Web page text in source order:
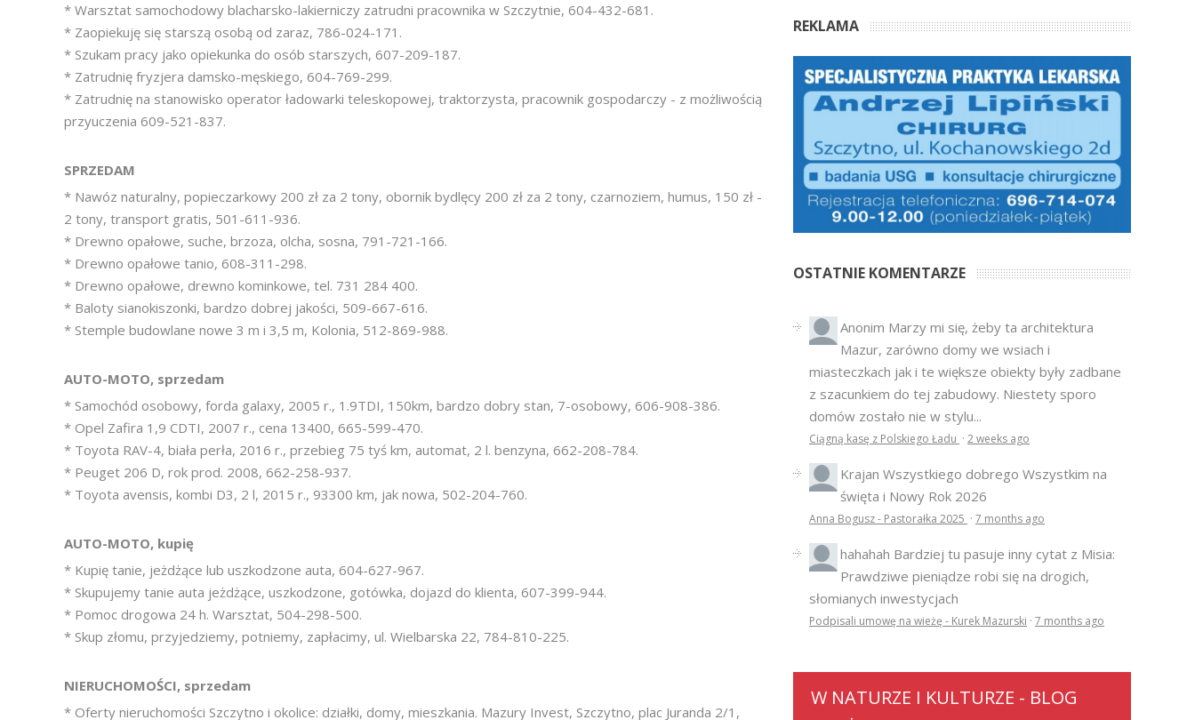
* Warsztat samochodowy blacharsko-lakierniczy zatrudni pracownika w Szczytnie, 604-432-681.
* Zaopiekuję się starszą osobą od zaraz, 786-024-171.
* Szukam pracy jako opiekunka do osób starszych, 607-209-187.
* Zatrudnię fryzjera damsko-męskiego, 604-769-299.
* Zatrudnię na stanowisko operator ładowarki teleskopowej, traktorzysta, pracownik gospodarczy - z możliwością
przyuczenia 609-521-837.
SPRZEDAM
* Nawóz naturalny, popieczarkowy 200 zł za 2 tony, obornik bydlęcy 200 zł za 2 tony, czarnoziem, humus, 150 zł -
2 tony, transport gratis, 501-611-936.
* Drewno opałowe, suche, brzoza, olcha, sosna, 791-721-166.
* Drewno opałowe tanio, 608-311-298.
* Drewno opałowe, drewno kominkowe, tel. 731 284 400.
* Baloty sianokiszonki, bardzo dobrej jakości, 509-667-616.
* Stemple budowlane nowe 3 m i 3,5 m, Kolonia, 512-869-988.
AUTO-MOTO, sprzedam
* Samochód osobowy, forda galaxy, 2005 r., 1.9TDI, 150km, bardzo dobry stan, 7-osobowy, 606-908-386.
* Opel Zafira 1,9 CDTI, 2007 r., cena 13400, 665-599-470.
* Toyota RAV-4, biała perła, 2016 r., przebieg 75 tyś km, automat, 2 l. benzyna, 662-208-784.
* Peuget 206 D, rok prod. 2008, 662-258-937.
* Toyota avensis, kombi D3, 2 l, 2015 r., 93300 km, jak nowa, 502-204-760.
AUTO-MOTO, kupię
* Kupię tanie, jeżdżące lub uszkodzone auta, 604-627-967.
* Skupujemy tanie auta jeżdżące, uszkodzone, gotówka, dojazd do klienta, 607-399-944.
* Pomoc drogowa 24 h. Warsztat, 504-298-500.
* Skup złomu, przyjedziemy, potniemy, zapłacimy, ul. Wielbarska 22, 784-810-225.
NIERUCHOMOŚCI, sprzedam
* Oferty nieruchomości Szczytno i okolice: działki, domy, mieszkania. Mazury Invest, Szczytno, plac Juranda 2/1,
REKLAMA
OSTATNIE KOMENTARZE
Anonim Marzy mi się, żeby ta architektura
Mazur, zarówno domy we wsiach i
miasteczkach jak i te większe obiekty były zadbane
z szacunkiem do tej zabudowy. Niestety sporo
domów zostało nie w stylu...
Ciągną kasę z Polskiego Ładu · 2 weeks ago
Krajan Wszystkiego dobrego Wszystkim na
święta i Nowy Rok 2026
Anna Bogusz - Pastorałka 2025 · 7 months ago
hahahah Bardziej tu pasuje inny cytat z Misia:
Prawdziwe pieniądze robi się na drogich,
słomianych inwestycjach
Podpisali umowę na wieżę - Kurek Mazurski · 7 months ago
W NATURZE I KULTURZE - BLOG